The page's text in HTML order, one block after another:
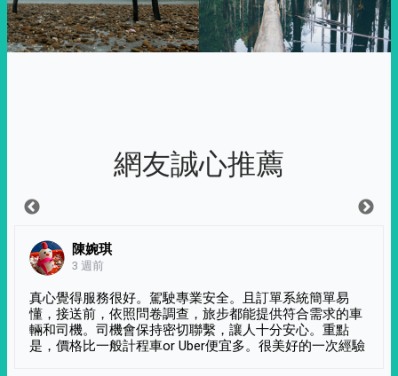
網友誠心推薦
陳婉琪
3 週前
真心覺得服務很好。駕駛專業安全。且訂單系統簡單易
懂，接送前，依照問卷調查，旅步都能提供符合需求的車
輛和司機。司機會保持密切聯繫，讓人十分安心。重點
是，價格比一般計程車or Uber便宜多。很美好的一次經驗